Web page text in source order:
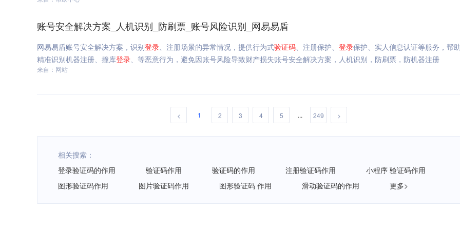
账号安全解决方案_人机识别_防刷票_账号风险识别_网易易盾
网易易盾账号安全解决方案，识别登录、注册场景的异常情况，提供行为式验证码、注册保护、 登录保护、实人信息认证等服务，帮
精准识别机器注册、撞库登录、等恶意行为，避免因账号风险导致财产损失账号安全解决方案，人机识别，防刷票，防机器注册
来自：网站
< 1 2 3 4 5 ... 249 >
相关搜索：
登录验证码的作用
验证码作用 验证码的作用 注册验证码作用
小程序 验证码作用
图形验证码作用
图片验证码作用 图形验证码 作用 滑动验证码的作用 更多>